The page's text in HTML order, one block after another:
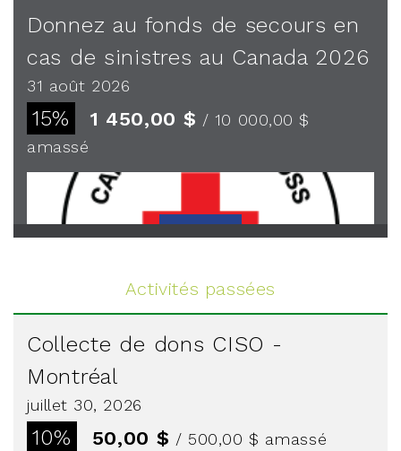
Donnez au fonds de secours en
cas de sinistres au Canada 2026
31 août 2026
15% 1 450,00 $ / 10 000,00 $
amassé
Voir plus
Activités passées
Collecte de dons CISO -
Montréal
juillet 30, 2026
10% 50,00 $ / 500,00 $ amassé